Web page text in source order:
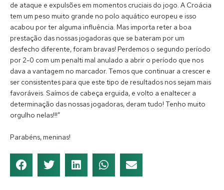
de ataque e expulsões em momentos cruciais do jogo. A Croácia
tem um peso muito grande no polo aquático europeu e isso
acabou por ter alguma influência. Mas importa reter a boa
prestação das nossas jogadoras que se bateram por um
desfecho diferente, foram bravas! Perdemos o segundo período
por 2-0 com um penalti mal anulado a abrir o período que nos
dava a vantagem no marcador. Temos que continuar a crescer e
ser consistentes para que este tipo de resultados nos sejam mais
favoráveis. Saímos de cabeça erguida, e volto a enaltecer a
determinação das nossas jogadoras, deram tudo! Tenho muito
orgulho nelas!!!”
Parabéns, meninas!